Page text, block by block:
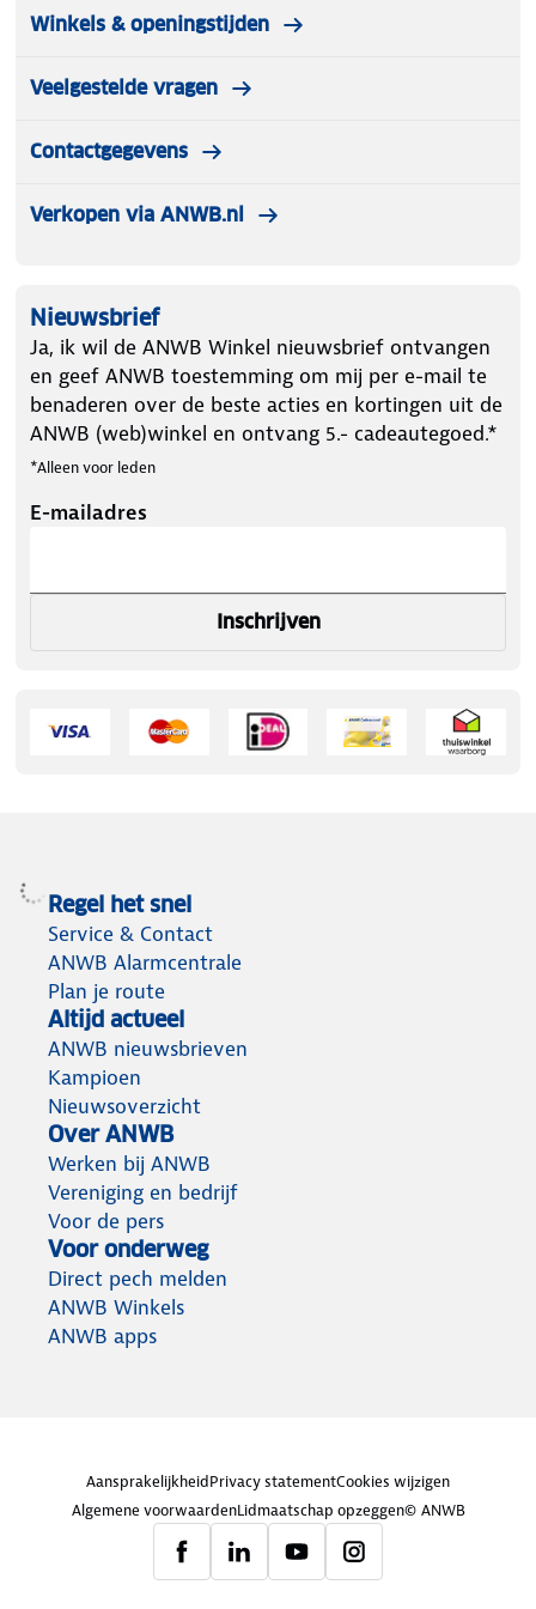
Europese wetgeving voor veiligheid, gezondheid en
kwalitatief zonnepaneel. Bovendien presteert het
paneel uitstekend onder alle weersomstandigheden
levensduur.
Winkels & openingstijden
Veelgestelde vragen
Contactgegevens
Verkopen via ANWB.nl
Nieuwsbrief
Ja, ik wil de ANWB Winkel nieuwsbrief ontvangen
en geef ANWB toestemming om mij per e-mail te
benaderen over de beste acties en kortingen uit de
ANWB (web)winkel en ontvang 5.- cadeautegoed.*
*Alleen voor leden
E-mailadres
Inschrijven
Regel het snel
Service & Contact
ANWB Alarmcentrale
Plan je route
Altijd actueel
ANWB nieuwsbrieven
Kampioen
Nieuwsoverzicht
Over ANWB
Werken bij ANWB
Vereniging en bedrijf
Voor de pers
Voor onderweg
Direct pech melden
ANWB Winkels
ANWB apps
AansprakelijkheidPrivacy statementCookies wijzigen
Algemene voorwaardenLidmaatschap opzeggen© ANWB